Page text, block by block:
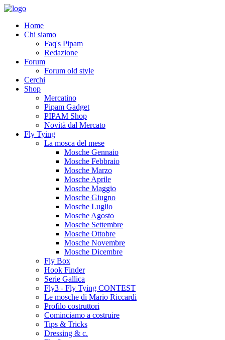
Home
Chi siamo
Faq's Pipam
Redazione
Forum
Forum old style
Cerchi
Shop
Mercatino
Pipam Gadget
PIPAM Shop
Novità dal Mercato
Fly Tying
La mosca del mese
Mosche Gennaio
Mosche Febbraio
Mosche Marzo
Mosche Aprile
Mosche Maggio
Mosche Giugno
Mosche Luglio
Mosche Agosto
Mosche Settembre
Mosche Ottobre
Mosche Novembre
Mosche Dicembre
Fly Box
Hook Finder
Serie Gallica
Fly3 - Fly Tying CONTEST
Le mosche di Mario Riccardi
Profilo costruttori
Cominciamo a costruire
Tips & Tricks
Dressing & c.